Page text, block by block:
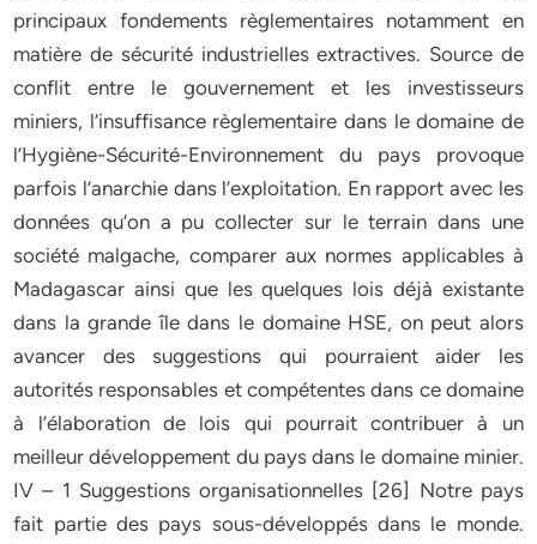
principaux fondements règlementaires notamment en
matière de sécurité industrielles extractives. Source de
conflit entre le gouvernement et les investisseurs
miniers, l’insuffisance règlementaire dans le domaine de
l’Hygiène-Sécurité-Environnement du pays provoque
parfois l’anarchie dans l’exploitation. En rapport avec les
données qu’on a pu collecter sur le terrain dans une
société malgache, comparer aux normes applicables à
Madagascar ainsi que les quelques lois déjà existante
dans la grande île dans le domaine HSE, on peut alors
avancer des suggestions qui pourraient aider les
autorités responsables et compétentes dans ce domaine
à l’élaboration de lois qui pourrait contribuer à un
meilleur développement du pays dans le domaine minier.
IV – 1 Suggestions organisationnelles [26] Notre pays
fait partie des pays sous-développés dans le monde.